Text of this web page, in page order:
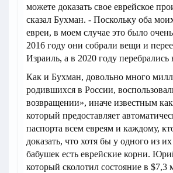
можете доказать свое еврейское
сказал Бухман. - Поскольку оба
евреи, в моем случае это было
2016 году они собрали вещи и
Израиль, а в 2020 году
Как и Бухман, довольно много
родившихся в России,
возвращении», иначе известным
который предоставляет
паспорта всем евреям и каждому,
доказать, что хотя бы у одного из
бабушек есть еврейские корни.
который сколотил состояние в $7,3